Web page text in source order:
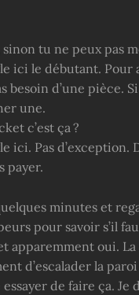
tu ne peux pas
ici le débutant. Pour
besoin d’une pièce.
une.
c’est ça ?
ici. Pas d’exception.
payer.
minutes et
pour savoir s’il
apparemment oui.
d’escalader la
de faire ça.